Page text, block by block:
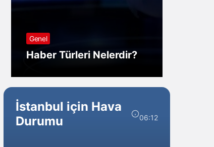
Genel
Haber Türleri Nelerdir?
İstanbul için Hava
Durumu
06:12